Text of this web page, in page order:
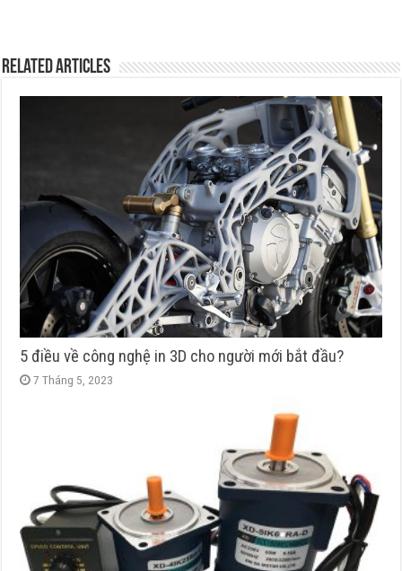
Related Articles
5 điều về công nghệ in 3D cho người mới bắt đầu?
7 Tháng 5, 2023